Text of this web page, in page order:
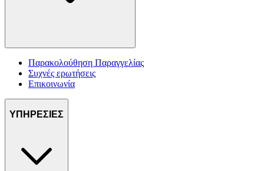
Παρακολούθηση Παραγγελίας
Συχνές ερωτήσεις
Επικοινωνία
ΥΠΗΡΕΣΙΕΣ